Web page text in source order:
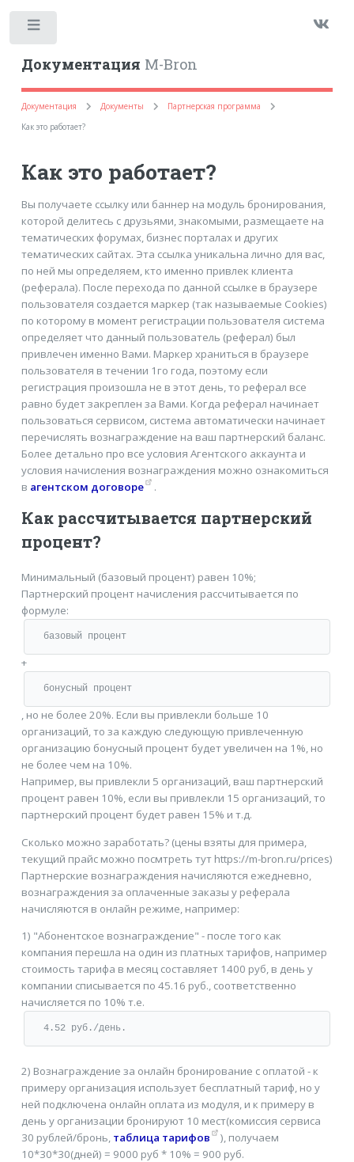
Документация M-Bron
Документация Документы
Партнерская программа
Как это работает?
Как это работает?
Вы получаете ссылку или баннер на модуль бронирования,
которой делитесь с друзьями, знакомыми, размещаете на
тематических форумах, бизнес порталах и других
тематических сайтах. Эта ссылка уникальна лично для вас,
по ней мы определяем, кто именно привлек клиента
(реферала). После перехода по данной ссылке в браузере
пользователя создается маркер (так называемые Cookies)
по которому в момент регистрации пользователя система
определяет что данный пользователь (реферал) был
привлечен именно Вами. Маркер храниться в браузере
пользователя в течении 1го года, поэтому если
регистрация произошла не в этот день, то реферал все
равно будет закреплен за Вами. Когда реферал начинает
пользоваться сервисом, система автоматически начинает
перечислять вознаграждение на ваш партнерский баланс.
Более детально про все условия Агентского аккаунта и
условия начисления вознаграждения можно ознакомиться
в агентском договоре .
Как рассчитывается партнерский
процент?
Минимальный (базовый процент) равен 10%;
Партнерский процент начисления рассчитывается по
формуле:
базовый процент
+
бонусный процент
, но не более 20%. Если вы привлекли больше 10
организаций, то за каждую следующую привлеченную
организацию бонусный процент будет увеличен на 1%, но
не более чем на 10%.
Например, вы привлекли 5 организаций, ваш партнерский
процент равен 10%, если вы привлекли 15 организаций, то
партнерский процент будет равен 15% и т.д.
Сколько можно заработать? (цены взяты для примера,
текущий прайс можно посмтреть тут https://m-bron.ru/prices)
Партнерские вознаграждения начисляются ежедневно,
вознаграждения за оплаченные заказы у реферала
начисляются в онлайн режиме, например:
1) "Абонентское вознаграждение" - после того как
компания перешла на один из платных тарифов, например
стоимость тарифа в месяц составляет 1400 руб, в день у
компании списывается по 45.16 руб., соответственно
начисляется по 10% т.е.
4.52 руб./день.
2) Вознаграждение за онлайн бронирование с оплатой - к
примеру организация использует бесплатный тариф, но у
ней подключена онлайн оплата из модуля, и к примеру в
день у организации бронируют 10 мест(комиссия сервиса
30 рублей/бронь, таблица тарифов
), получаем
10*30*30(дней) = 9000 руб * 10% = 900 руб.